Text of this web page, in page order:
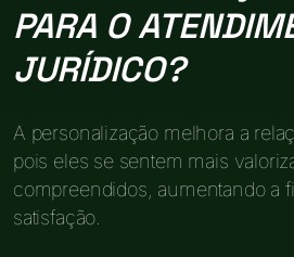
PARA O
JURÍDICO?
A personalização melhora a
pois eles se sentem mais
compreendidos, aumentando a
satisfação.